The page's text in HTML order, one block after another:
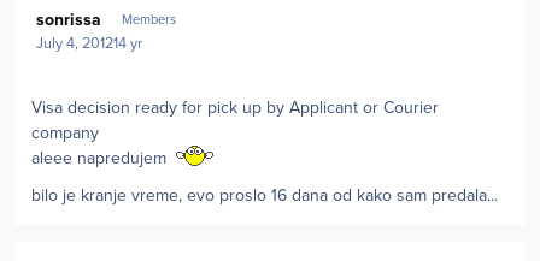
sonrissa Members
July 4, 201214 yr
Visa decision ready for pick up by Applicant or Courier
company
aleee napredujem
bilo je kranje vreme, evo proslo 16 dana od kako sam predala...